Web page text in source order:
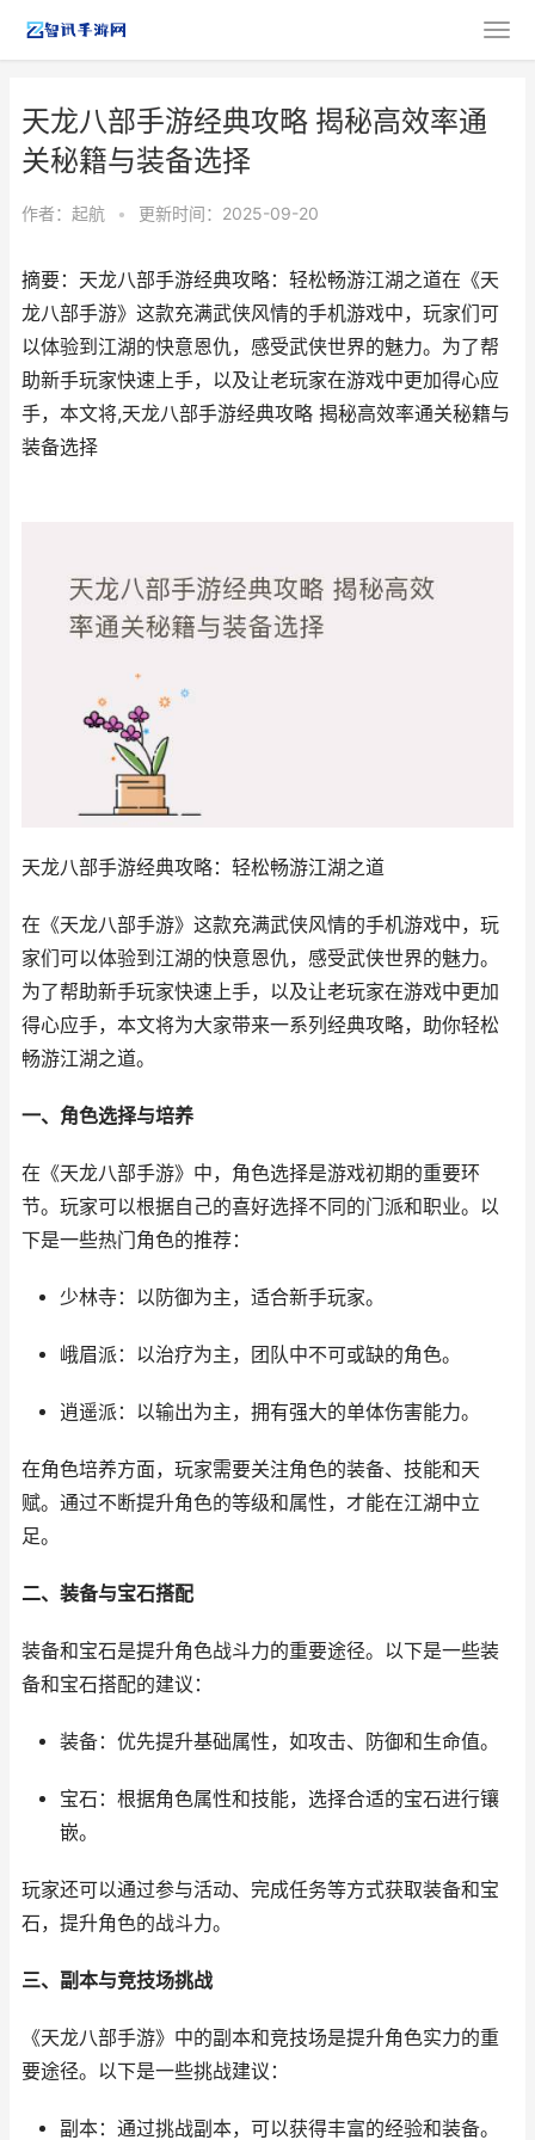
天龙八部手游经典攻略 揭秘高效率通
关秘籍与装备选择
作者： 起航 • 更新时间：2025-09-20
摘要：天龙八部手游经典攻略：轻松畅游江湖之道在《天
龙八部手游》这款充满武侠风情的手机游戏中，玩家们可
以体验到江湖的快意恩仇，感受武侠世界的魅力。为了帮
助新手玩家快速上手，以及让老玩家在游戏中更加得心应
手，本文将,天龙八部手游经典攻略 揭秘高效率通关秘籍与
装备选择
天龙八部手游经典攻略：轻松畅游江湖之道
在《天龙八部手游》这款充满武侠风情的手机游戏中，玩
家们可以体验到江湖的快意恩仇，感受武侠世界的魅力。
为了帮助新手玩家快速上手，以及让老玩家在游戏中更加
得心应手，本文将为大家带来一系列经典攻略，助你轻松
畅游江湖之道。
一、角色选择与培养
在《天龙八部手游》中，角色选择是游戏初期的重要环
节。玩家可以根据自己的喜好选择不同的门派和职业。以
下是一些热门角色的推荐：
少林寺：以防御为主，适合新手玩家。
峨眉派：以治疗为主，团队中不可或缺的角色。
逍遥派：以输出为主，拥有强大的单体伤害能力。
在角色培养方面，玩家需要关注角色的装备、技能和天
赋。通过不断提升角色的等级和属性，才能在江湖中立
足。
二、装备与宝石搭配
装备和宝石是提升角色战斗力的重要途径。以下是一些装
备和宝石搭配的建议：
装备：优先提升基础属性，如攻击、防御和生命值。
宝石：根据角色属性和技能，选择合适的宝石进行镶
嵌。
玩家还可以通过参与活动、完成任务等方式获取装备和宝
石，提升角色的战斗力。
三、副本与竞技场挑战
《天龙八部手游》中的副本和竞技场是提升角色实力的重
要途径。以下是一些挑战建议：
副本：通过挑战副本，可以获得丰富的经验和装备。